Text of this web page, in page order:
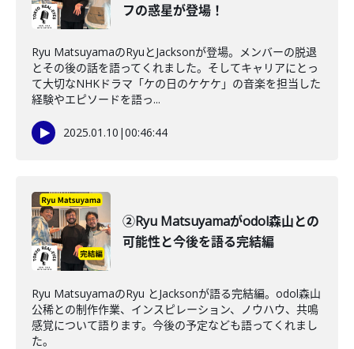
フの惑星が登場！
Ryu MatsuyamaのRyuとJacksonが登場。メンバーの脱退
とその後の話を語ってくれました。そしてキャリアにとっ
て大切なNHKドラマ「ケの日のケケケ」の音楽を担当した
経験やエピソードを語っ...
2025.01.10 |00:46:44
②Ryu Matsuyamaがodol森山との
可能性と今後を語る完結編
Ryu MatsuyamaのRyu とJacksonが語る完結編。odol森山
公稀との制作作業、インスピレーション、ノウハウ、共鳴
感覚について語ります。今後の予定なども語ってくれまし
た。